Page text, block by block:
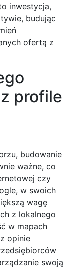
inwestycja,
budując
ofertą z
profile
budowanie
ważne, co
czy
w swoich
wagę
z lokalnego
w mapach
opinie
swoją